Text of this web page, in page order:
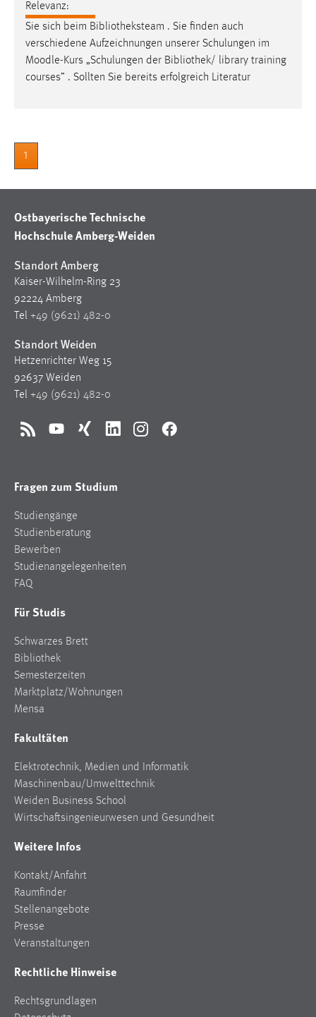
Relevanz:
Sie sich beim Bibliotheksteam . Sie finden auch
verschiedene Aufzeichnungen unserer Schulungen im
Moodle-Kurs „Schulungen der Bibliothek/ library training
courses” . Sollten Sie bereits erfolgreich Literatur
1
Ostbayerische Technische
Hochschule Amberg-Weiden
Standort Amberg
Kaiser-Wilhelm-Ring 23
92224 Amberg
Tel +49 (9621) 482-0
Standort Weiden
Hetzenrichter Weg 15
92637 Weiden
Tel +49 (9621) 482-0
RSS YouTubeXing LinkedInInstagramFacebook
Fragen zum Studium
Studiengänge
Studienberatung
Bewerben
Studienangelegenheiten
FAQ
Für Studis
Schwarzes Brett
Bibliothek
Semesterzeiten
Marktplatz/Wohnungen
Mensa
Fakultäten
Elektrotechnik, Medien und Informatik
Maschinenbau/Umwelttechnik
Weiden Business School
Wirtschaftsingenieurwesen und Gesundheit
Weitere Infos
Kontakt/Anfahrt
Raumfinder
Stellenangebote
Presse
Veranstaltungen
Rechtliche Hinweise
Rechtsgrundlagen
Zweck:
Das Cookie speichert die gewählte Sprache der Website.
Cookie Laufzeit:
30 Tage
Wird benötigt um die Chatfunktion nutzen zu können.
Cookie Laufzeit:
5e9dbeb1811c0446 = Sitzungslaufzeit, mibew_locale = 3
Jahre, MIBEW_UserID = 1 Jahr
Name:
fe_user, be_user, be_lastLoginProvider
Zweck:
einloggen zu können.
STATISTIK
Statistik Cookies erfassen Informationen anonym.
Diese Informationen helfen uns zu verstehen, wie
Matomo
Name:
_pk_ref, _pk_cvar, _pk_id, _pk_ses
Zweck:
Zugriffsstatistik
Max. 13 Monate
MARKETING
Marketing Cookies werden von Drittanbietern
Sie tun dies, indem sie Besucher über Websites
hinweg verfolgen.
Google Ads
_gcl_au
Anbieter: